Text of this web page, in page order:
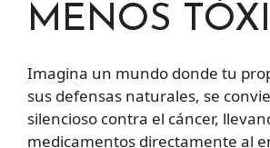
MENOS
Imagina un mundo donde tu
sus defensas naturales, se
silencioso contra el cáncer,
medicamentos directamente al